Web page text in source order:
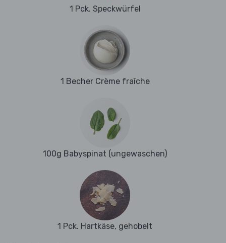
1 Pck. Speckwürfel
1 Becher Crème fraîche
100g Babyspinat (ungewaschen)
1 Pck. Hartkäse, gehobelt